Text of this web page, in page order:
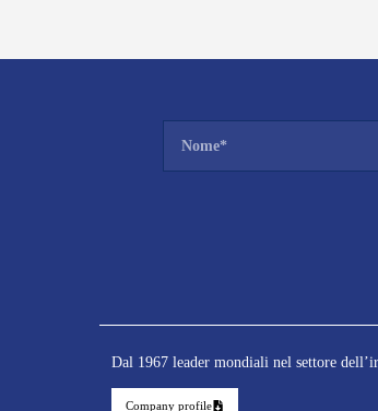
Dal 1967 leader mondiali nel settore
Company profile